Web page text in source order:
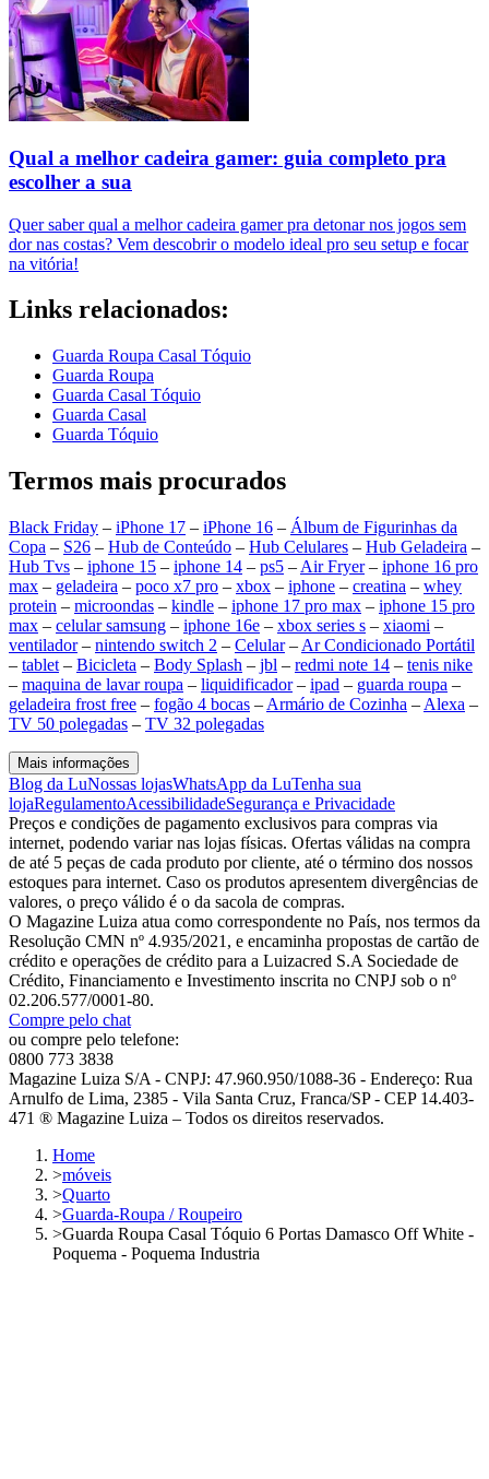
Qual a melhor cadeira gamer: guia completo pra
escolher a sua
Quer saber qual a melhor cadeira gamer pra detonar nos jogos sem
dor nas costas? Vem descobrir o modelo ideal pro seu setup e focar
na vitória!
Links relacionados:
Guarda Roupa Casal Tóquio
Guarda Roupa
Guarda Casal Tóquio
Guarda Casal
Guarda Tóquio
Termos mais procurados
Black Friday – iPhone 17 – iPhone 16 – Álbum de Figurinhas da
Copa – S26 – Hub de Conteúdo – Hub Celulares – Hub Geladeira –
Hub Tvs – iphone 15 – iphone 14 – ps5 – Air Fryer– iphone 16 pro
max – geladeira – poco x7 pro – xbox – iphone – creatina – whey
protein – microondas – kindle – iphone 17 pro max – iphone 15 pro
max – celular samsung – iphone 16e – xbox series s – xiaomi –
ventilador– nintendo switch 2 – Celular– Ar Condicionado Portátil
– tablet – Bicicleta – Body Splash – jbl – redmi note 14 – tenis nike
– maquina de lavar roupa – liquidificador– ipad – guarda roupa –
geladeira frost free – fogão 4 bocas – Armário de Cozinha – Alexa –
TV 50 polegadas – TV 32 polegadas
Mais informações
Blog da LuNossas lojasWhatsApp da LuTenha sua
lojaRegulamentoAcessibilidadeSegurança e Privacidade
Preços e condições de pagamento exclusivos para compras via
internet, podendo variar nas lojas físicas. Ofertas válidas na compra
de até 5 peças de cada produto por cliente, até o término dos nossos
estoques para internet. Caso os produtos apresentem divergências de
valores, o preço válido é o da sacola de compras.
O Magazine Luiza atua como correspondente no País, nos termos da
Resolução CMN nº 4.935/2021, e encaminha propostas de cartão de
crédito e operações de crédito para a Luizacred S.A Sociedade de
Crédito, Financiamento e Investimento inscrita no CNPJ sob o nº
02.206.577/0001-80.
Compre pelo chat
ou compre pelo telefone:
0800 773 3838
Magazine Luiza S/A - CNPJ: 47.960.950/1088-36 - Endereço: Rua
Arnulfo de Lima, 2385 - Vila Santa Cruz, Franca/SP - CEP 14.403-
471 ® Magazine Luiza – Todos os direitos reservados.
Home
>móveis
>Quarto
>Guarda-Roupa / Roupeiro
>Guarda Roupa Casal Tóquio 6 Portas Damasco Off White -
Poquema - Poquema Industria